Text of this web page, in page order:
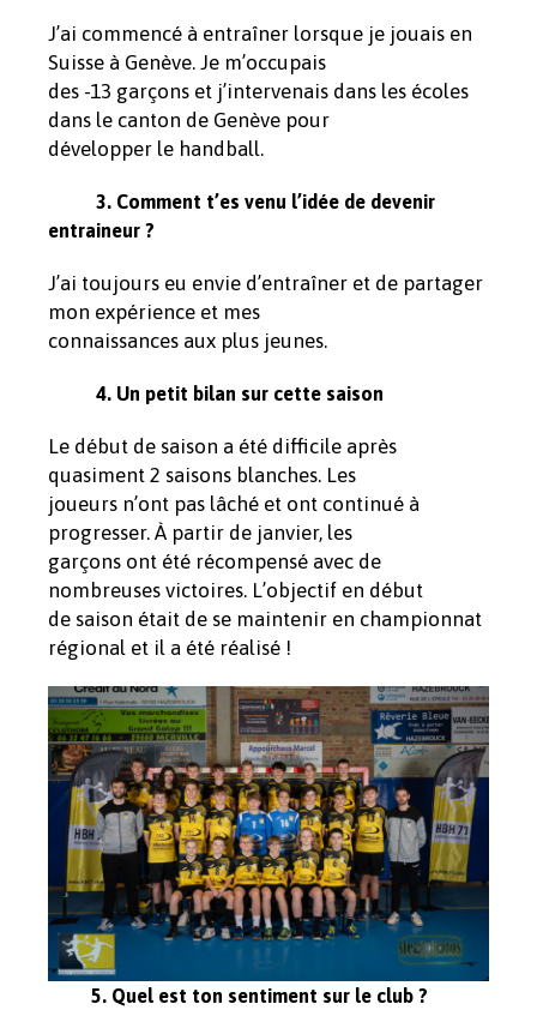
J’ai commencé à entraîner lorsque je jouais en
Suisse à Genève. Je m’occupais
des -13 garçons et j’intervenais dans les écoles
dans le canton de Genève pour
développer le handball.
3. Comment t’es venu l’idée de devenir
entraineur ?
J’ai toujours eu envie d’entraîner et de partager
mon expérience et mes
connaissances aux plus jeunes.
4. Un petit bilan sur cette saison
Le début de saison a été difficile après
quasiment 2 saisons blanches. Les
joueurs n’ont pas lâché et ont continué à
progresser. À partir de janvier, les
garçons ont été récompensé avec de
nombreuses victoires. L’objectif en début
de saison était de se maintenir en championnat
régional et il a été réalisé !
5. Quel est ton sentiment sur le club ?